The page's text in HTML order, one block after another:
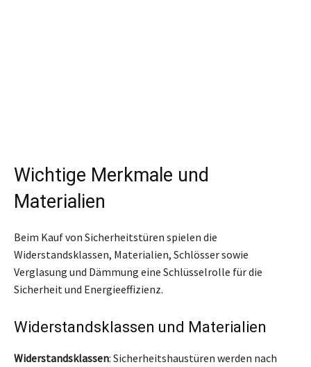
Wichtige Merkmale und
Materialien
Beim Kauf von Sicherheitstüren spielen die
Widerstandsklassen, Materialien, Schlösser sowie
Verglasung und Dämmung eine Schlüsselrolle für die
Sicherheit und Energieeffizienz.
Widerstandsklassen und Materialien
Widerstandsklassen: Sicherheitshaustüren werden nach